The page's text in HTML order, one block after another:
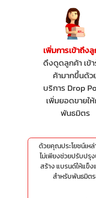
เพิ่มการเข้าถึง
ดึงดูดลูกค้า เข้
ค้ามากขึ้นด้ว
บริการ Drop
เพิ่มยอดขายใ
พันธมิตร
ด้วยคุณประโยชน์เห
ไม่เพียงช่วยปรับปรุ
สร้าง แบรนด์ให้แข็
สำหรับพันธมิตร